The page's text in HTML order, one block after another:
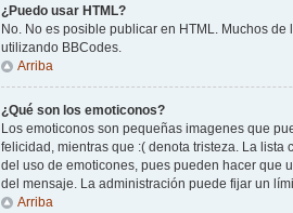
¿Puedo usar HTML?
No. No es posible publicar en HTML. Muchos
utilizando BBCodes.
Arriba
¿Qué son los emoticonos?
Los emoticonos son pequeñas imagenes que
felicidad, mientras que :( denota tristeza. La
del uso de emoticones, pues pueden hacer que
del mensaje. La administración puede fijar un
Arriba